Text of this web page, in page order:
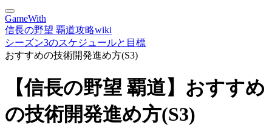
GameWith
信長の野望 覇道攻略wiki
シーズン3のスケジュールと目標
おすすめの技術開発進め方(S3)
【信長の野望 覇道】おすすめ
の技術開発進め方(S3)